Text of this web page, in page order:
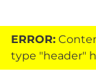
ERROR:
type "header"